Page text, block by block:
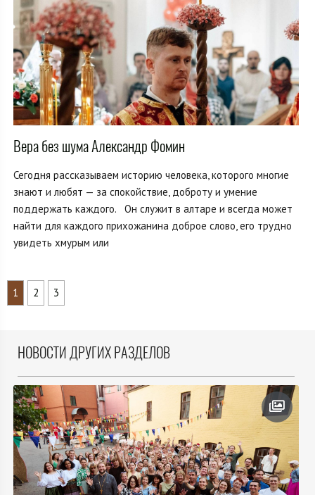
Вера без шума Александр Фомин
Сегодня рассказываем историю человека, которого многие
знают и любят — за спокойствие, доброту и умение
поддержать каждого. Он служит в алтаре и всегда может
найти для каждого прихожанина доброе слово, его трудно
увидеть хмурым или
1 2 3
НОВОСТИ ДРУГИХ РАЗДЕЛОВ